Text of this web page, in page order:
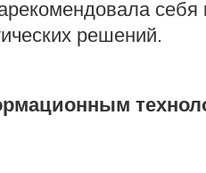
себя
решений.